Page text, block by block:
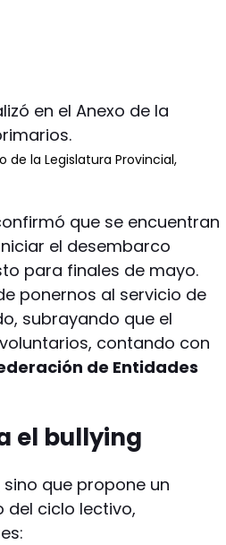
de la Legislatura Provincial,
que se encuentran
el desembarco
para finales de mayo.
ponernos al servicio de
subrayando que el
contando con
de Entidades
el bullying
que propone un
del ciclo lectivo,